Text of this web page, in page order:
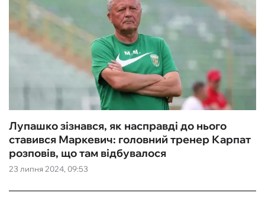
23 липня 2024, 09:53
Лупашко зізнався, як насправді до нього
ставився Маркевич: головний тренер Карпат
розповів, що там відбувалося